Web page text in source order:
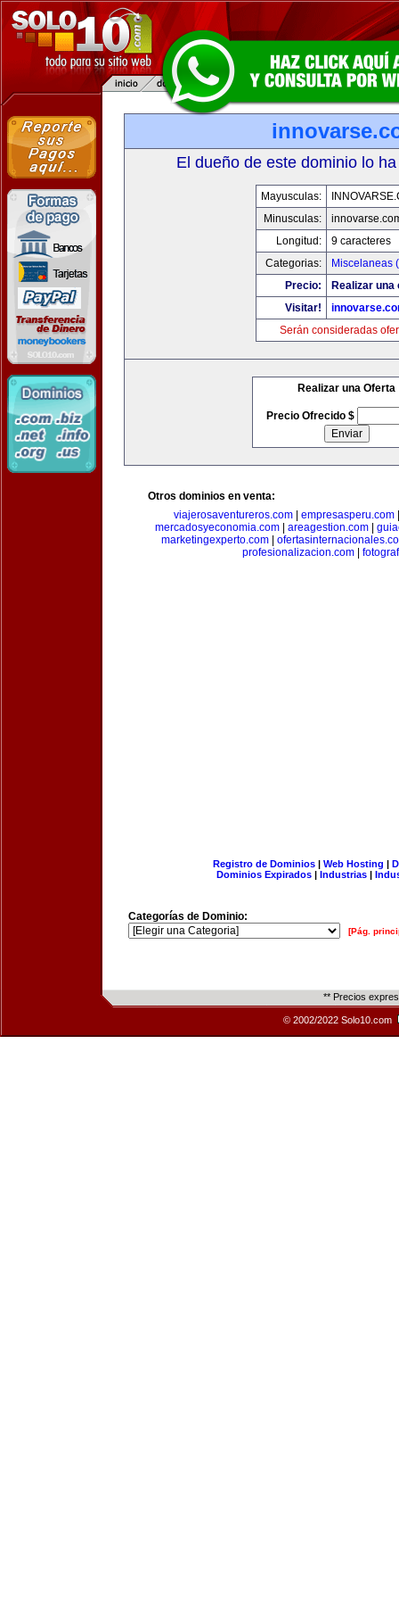
El dueño de este dominio lo
Mayusculas:
Minusculas:
Longitud:
9 caracteres
Categorias:
Miscelaneas
Precio:
Realizar una
Visitar!
Serán consideradas
Realizar una Oferta
Precio Ofrecido $
Otros dominios en venta:
viajerosaventureros.com| empresasperu.com
mercadosyeconomia.com
areagestion.com
marketingexperto.com
profesionalizacion.com|
Registro de Dominios| Web Hosting |
Dominios Expirados | Industrias |
Categorías de Dominio:
[Pág.
** Precios
© 2002/2022 Solo10.com